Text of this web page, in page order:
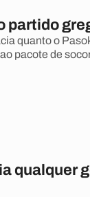
partido
quanto o
pacote de
qualquer